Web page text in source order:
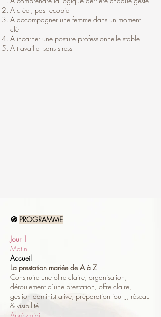
A créer, pas recopier
A accompagner une femme dans un moment
clé
A incarner une posture professionnelle stable
A travailler sans stress
🧭 PROGRAMME
Jour 1
Matin
Accueil
La prestation mariée de A à Z
Construire une offre claire, organisation,
déroulement d’une prestation, offre claire,
gestion administrative, préparation jour J, réseau
& visibilité